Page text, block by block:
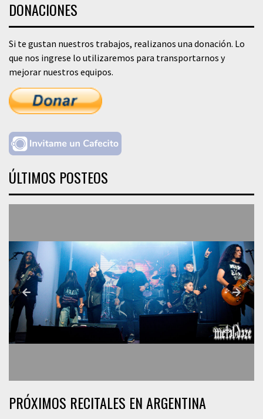
DONACIONES
Si te gustan nuestros trabajos, realizanos una donación. Lo
que nos ingrese lo utilizaremos para transportarnos y
mejorar nuestros equipos.
ÚLTIMOS POSTEOS
PRÓXIMOS RECITALES EN ARGENTINA